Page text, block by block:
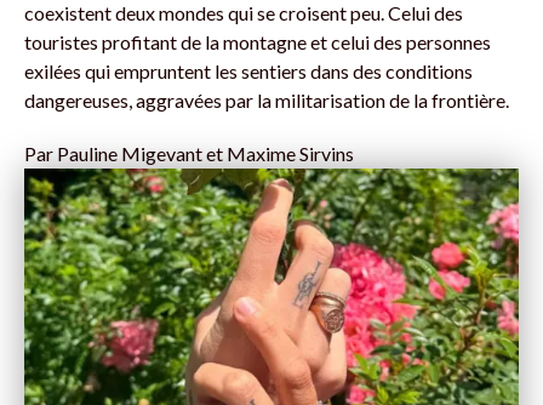
coexistent deux mondes qui se croisent peu. Celui des
touristes profitant de la montagne et celui des personnes
exilées qui empruntent les sentiers dans des conditions
dangereuses, aggravées par la militarisation de la frontière.
Par Pauline Migevant et Maxime Sirvins